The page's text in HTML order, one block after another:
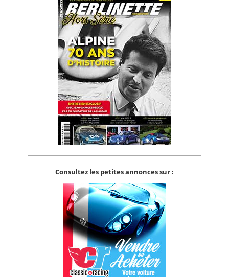
Consultez les petites annonces sur :